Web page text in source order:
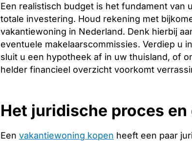
Een realistisch budget is het fundament van
totale investering. Houd rekening met
vakantiewoning in Nederland. Denk hierbij
eventuele makelaarscommissies. Verdiep u
sluit u een hypotheek af in uw thuisland, of
helder financieel overzicht voorkomt
Het juridische proces
Een vakantiewoning kopen heeft een paar